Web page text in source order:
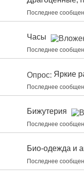
Последнее
Часы
Последнее
Опрос: Яркие
Последнее
Бижутерия
Последнее
Био-одежда и
Последнее